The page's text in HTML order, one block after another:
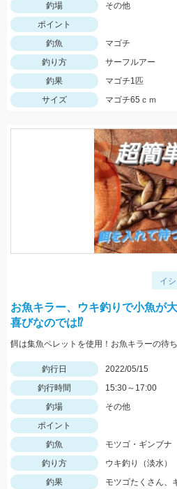
釣場
その他
ポイント
釣魚
マゴチ
釣り方
サーフルアー
釣果
マゴチ1匹
サイズ
マゴチ65ｃｍ
イ
お魚キラー、ウキ釣りで小魚が
喜びなのでは⁉
釣行日
2022/05/15
釣行時間
15:30～17:00
釣場
その他
ポイント
釣魚
モツゴ・ギンブナ
釣り方
ウキ釣り（淡水）
釣果
モツゴたくさん、